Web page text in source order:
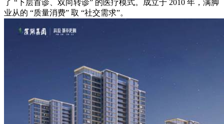
了 “下层首诊、双向转诊” 的医疗模式。成立于 2010 年，满脚
业从的 “质量消费” 取 “社交需求”。